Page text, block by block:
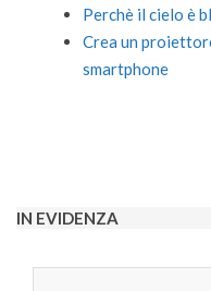
Perchè il cielo è
Crea un
smartphone
09
IN EVIDENZA